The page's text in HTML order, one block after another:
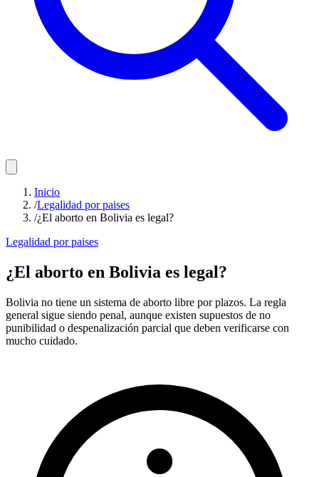
Inicio
/Legalidad por paises
/¿El aborto en Bolivia es legal?
Legalidad por paises
¿El aborto en Bolivia es legal?
Bolivia no tiene un sistema de aborto libre por plazos. La regla
general sigue siendo penal, aunque existen supuestos de no
punibilidad o despenalización parcial que deben verificarse con
mucho cuidado.